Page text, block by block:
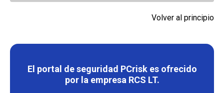
Volver al principio
El portal de seguridad PCrisk es ofrecido
por la empresa RCS LT.